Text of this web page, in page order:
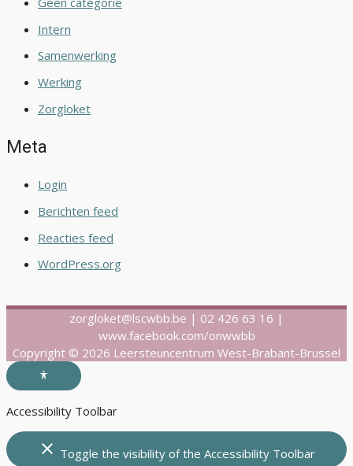
Intern
Samenwerking
Werking
Zorgloket
Meta
Login
Berichten feed
Reacties feed
WordPress.org
zorgloket@lscwbb.be | 02 426 63 16 |
www.facebook.com/onwwbb
Copyright © 2026 Leersteuncentrum West-Brabant-Brussel
Accessibility Toolbar
close Toggle the visibility of the Accessibility Toolbar